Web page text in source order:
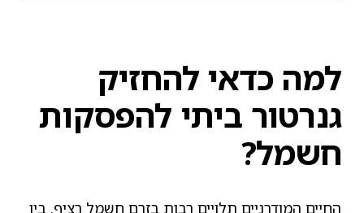
למה כדאי להחזיק
גנרטור ביתי להפסקות
חשמל?
החיים המודרניים תלויים רבות בזרם חשמל רציף. בין